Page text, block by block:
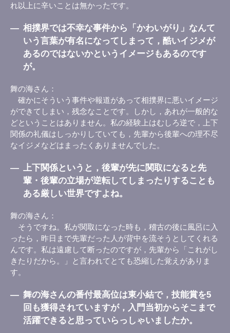
れ以上に辛いことは無かったです。
― 相撲界では不幸な事件から「かわいがり」なんて
いう言葉が有名になってしまって，酷いイジメが
あるのではないかというイメージもあるのです
が。
舞の海さん
確かにそういう事件や報道があって相撲界に悪いイメージ
ができてしまい，残念なことです。しかし，あれが一般的な
どということはありません。私の経験上はむしろ逆で，上下
関係の礼儀はしっかりしていても，先輩から後輩への理不尽
なイジメなどはまったくありませんでした。
― 上下関係というと，後輩が先に関取になると先
輩・後輩の立場が逆転してしまったりすることも
ある厳しい世界ですよね。
舞の海さん
そうですね。私が関取になった時も，稽古の後に風呂に入
ったら，昨日まで先輩だった人が背中を流そうとしてくれる
んです。私は遠慮して断ったのですが，先輩から「これがし
きたりだから。」と言われてとても恐縮した覚えがありま
す。
― 舞の海さんの番付最高位は東小結で，技能賞を5
回も獲得されていますが，入門当初からそこまで
活躍できると思っていらっしゃいましたか。